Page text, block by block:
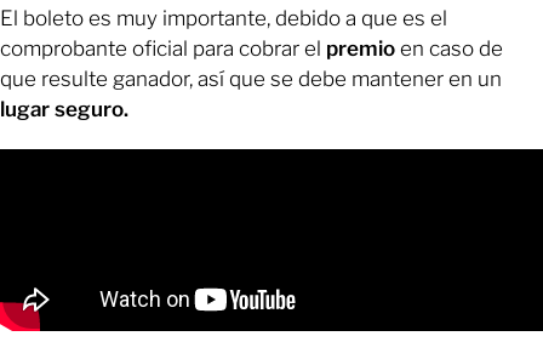
El boleto es muy importante, debido a que es el
comprobante oficial para cobrar el premio en caso de
que resulte ganador, así que se debe mantener en un
lugar seguro.